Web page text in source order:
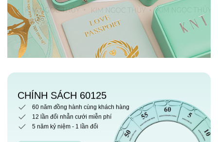
CHÍNH SÁCH 60125
60 năm đồng hành cùng khách hàng
12 lần đổi nhẫn cưới miễn phí
5 năm kỷ niệm - 1 lần đổi